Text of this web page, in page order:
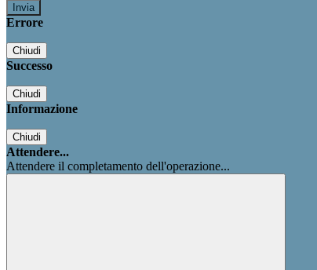
Errore
Chiudi
Successo
Chiudi
Informazione
Chiudi
Attendere...
Attendere il completamento dell'operazione...